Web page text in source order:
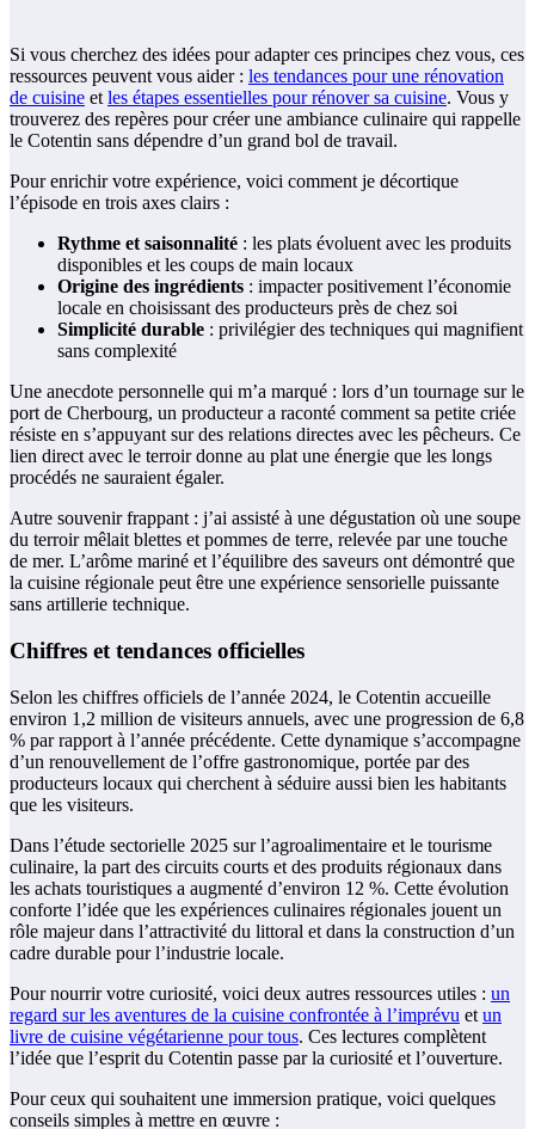
Si vous cherchez des idées pour adapter ces principes chez vous, ces
ressources peuvent vous aider : les tendances pour une rénovation
de cuisine et les étapes essentielles pour rénover sa cuisine. Vous y
trouverez des repères pour créer une ambiance culinaire qui rappelle
le Cotentin sans dépendre d’un grand bol de travail.
Pour enrichir votre expérience, voici comment je décortique
l’épisode en trois axes clairs :
Rythme et saisonnalité : les plats évoluent avec les produits
disponibles et les coups de main locaux
Origine des ingrédients : impacter positivement l’économie
locale en choisissant des producteurs près de chez soi
Simplicité durable : privilégier des techniques qui magnifient
sans complexité
Une anecdote personnelle qui m’a marqué : lors d’un tournage sur le
port de Cherbourg, un producteur a raconté comment sa petite criée
résiste en s’appuyant sur des relations directes avec les pêcheurs. Ce
lien direct avec le terroir donne au plat une énergie que les longs
procédés ne sauraient égaler.
Autre souvenir frappant : j’ai assisté à une dégustation où une soupe
du terroir mêlait blettes et pommes de terre, relevée par une touche
de mer. L’arôme mariné et l’équilibre des saveurs ont démontré que
la cuisine régionale peut être une expérience sensorielle puissante
sans artillerie technique.
Chiffres et tendances officielles
Selon les chiffres officiels de l’année 2024, le Cotentin accueille
environ 1,2 million de visiteurs annuels, avec une progression de 6,8
% par rapport à l’année précédente. Cette dynamique s’accompagne
d’un renouvellement de l’offre gastronomique, portée par des
producteurs locaux qui cherchent à séduire aussi bien les habitants
que les visiteurs.
Dans l’étude sectorielle 2025 sur l’agroalimentaire et le tourisme
culinaire, la part des circuits courts et des produits régionaux dans
les achats touristiques a augmenté d’environ 12 %. Cette évolution
conforte l’idée que les expériences culinaires régionales jouent un
rôle majeur dans l’attractivité du littoral et dans la construction d’un
cadre durable pour l’industrie locale.
Pour nourrir votre curiosité, voici deux autres ressources utiles : un
regard sur les aventures de la cuisine confrontée à l’imprévu et un
livre de cuisine végétarienne pour tous. Ces lectures complètent
l’idée que l’esprit du Cotentin passe par la curiosité et l’ouverture.
Pour ceux qui souhaitent une immersion pratique, voici quelques
conseils simples à mettre en œuvre :